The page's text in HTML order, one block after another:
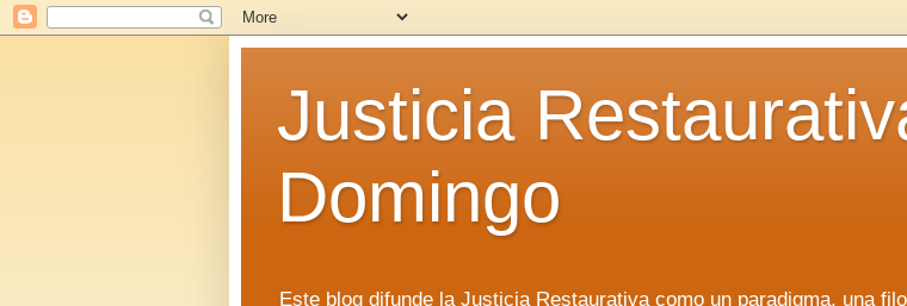
Justicia
Domingo
Este blog difunde la Justicia Restaurativa como un paradigma, una